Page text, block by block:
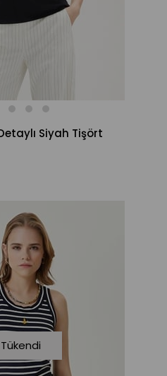
Siyah Tişört
Tükendi